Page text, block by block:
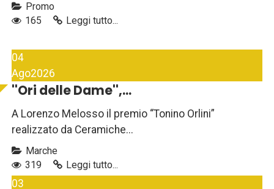
Promo
165
Leggi tutto...
04
Ago2026
''Ori delle Dame'',...
A Lorenzo Melosso il premio “Tonino Orlini”
realizzato da Ceramiche...
Marche
319
Leggi tutto...
03